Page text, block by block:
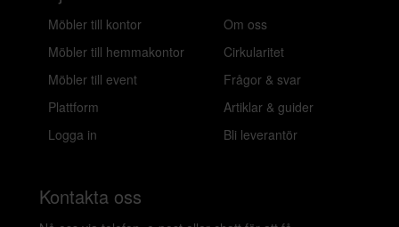
Möbler till kontor
Möbler till hemmakontor
Möbler till event
Plattform
Logga in
Om oss
Cirkularitet
Frågor & svar
Artiklar & guider
Bli leverantör
Kontakta oss